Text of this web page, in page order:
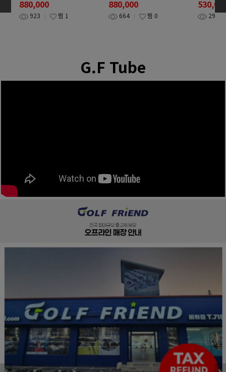
880,000
923 찜 1
880,000
664 찜 0 290
G.F Tube